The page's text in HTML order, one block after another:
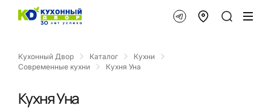
Кухонный Двор Каталог
Кухни
Современные кухни
Кухня Уна
Кухня Уна